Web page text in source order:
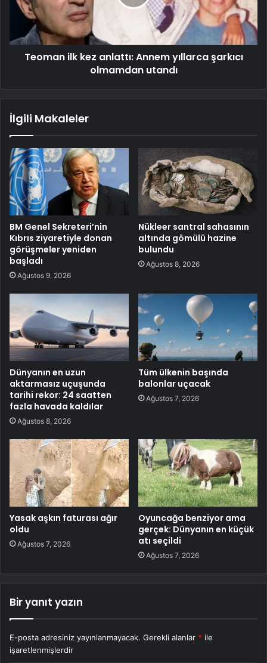
Teoman ilk kez anlattı: Annem yıllarca şarkıcı
olmamdan utandı
İlgili Makaleler
BM Genel Sekreteri’nin
Kıbrıs ziyaretiyle donan
görüşmeler yeniden
başladı
Ağustos 9, 2026
Nükleer santral sahasının
altında gömülü hazine
bulundu
Ağustos 8, 2026
Dünyanın en uzun
aktarmasız uçuşunda
tarihi rekor: 24 saatten
fazla havada kaldılar
Ağustos 8, 2026
Tüm ülkenin başında
balonlar uçacak
Ağustos 7, 2026
Yasak aşkın faturası ağır
oldu
Ağustos 7, 2026
Oyuncağa benziyor ama
gerçek: Dünyanın en küçük
atı seçildi
Ağustos 7, 2026
Bir yanıt yazın
E-posta adresiniz yayınlanmayacak. Gerekli alanlar * ile
işaretlenmişlerdir